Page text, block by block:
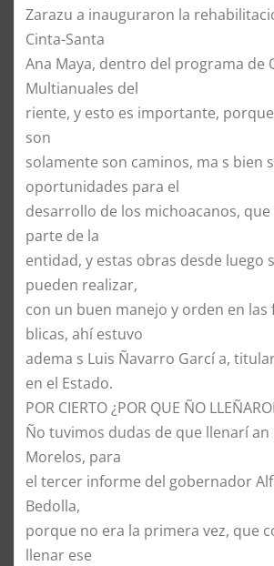
Zarazu a inauguraron la
Cinta-Santa
Ana Maya, dentro del programa de
Multianuales del
riente, y esto es importante,
son
solamente son caminos, ma s bien
oportunidades para el
desarrollo de los michoacanos, que
parte de la
entidad, y estas obras desde luego
pueden realizar,
con un buen manejo y orden en las
blicas, ahí estuvo
adema s Luis Ñavarro Garcí a,
en el Estado.
POR CIERTO ¿POR QUE ÑO
Ño tuvimos dudas de que llenarí an
Morelos, para
el tercer informe del gobernador
Bedolla,
porque no era la primera vez, que
llenar ese